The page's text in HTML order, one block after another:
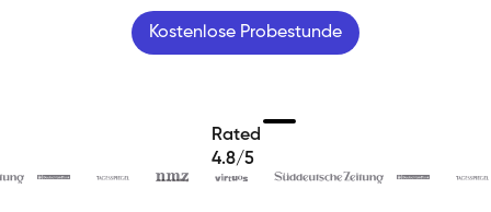
Kostenlose Probestunde
Rated
4.8/5